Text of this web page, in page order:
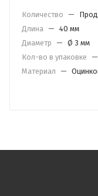
Количество —
Длина — 40 мм
Диаметр
— Ø 3 мм
Кол-во в упаковке
—
Материал
—